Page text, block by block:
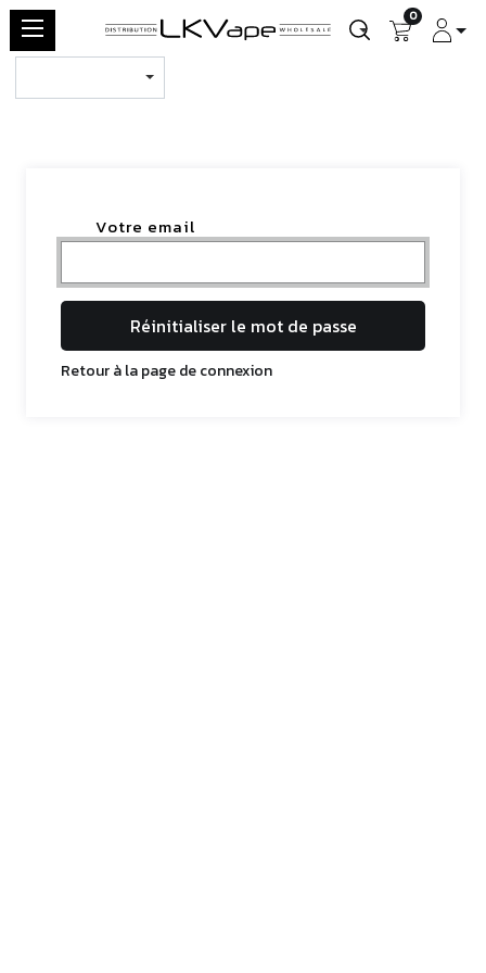
0
Votre email
Réinitialiser le mot de passe
Retour à la page de connexion